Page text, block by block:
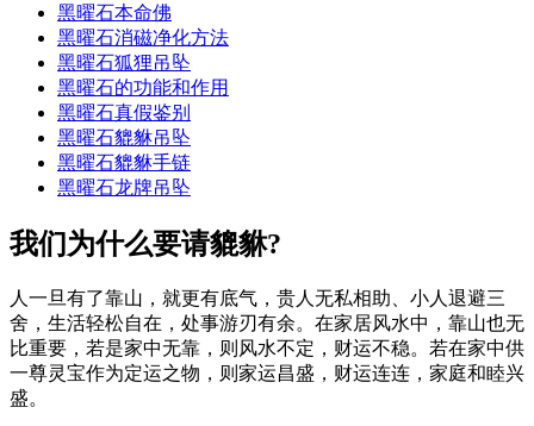
黑曜石本命佛
黑曜石消磁净化方法
黑曜石狐狸吊坠
黑曜石的功能和作用
黑曜石真假鉴别
黑曜石貔貅吊坠
黑曜石貔貅手链
黑曜石龙牌吊坠
我们为什么要请貔貅?
人一旦有了靠山，就更有底气，贵人无私相助、小人退避三
舍，生活轻松自在，处事游刃有余。在家居风水中，靠山也无
比重要，若是家中无靠，则风水不定，财运不稳。若在家中供
一尊灵宝作为定运之物，则家运昌盛，财运连连，家庭和睦兴
盛。